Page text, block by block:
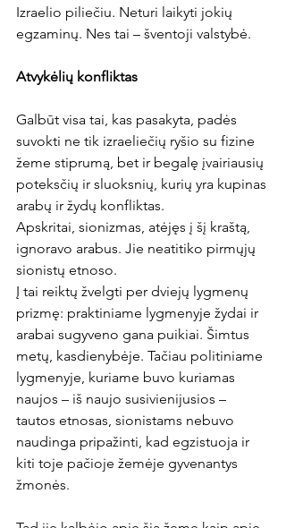
Izraelio piliečiu. Neturi laikyti jokių
egzaminų. Nes tai – šventoji valstybė.
Atvykėlių konfliktas
Galbūt visa tai, kas pasakyta, padės
suvokti ne tik izraeliečių ryšio su fizine
žeme stiprumą, bet ir begalę įvairiausių
poteksčių ir sluoksnių, kurių yra kupinas
arabų ir žydų konfliktas.
Apskritai, sionizmas, atėjęs į šį kraštą,
ignoravo arabus. Jie neatitiko pirmųjų
sionistų etnoso.
Į tai reiktų žvelgti per dviejų lygmenų
prizmę: praktiniame lygmenyje žydai ir
arabai sugyveno gana puikiai. Šimtus
metų, kasdienybėje. Tačiau politiniame
lygmenyje, kuriame buvo kuriamas
naujos – iš naujo susivienijusios –
tautos etnosas, sionistams nebuvo
naudinga pripažinti, kad egzistuoja ir
kiti toje pačioje žemėje gyvenantys
žmonės.